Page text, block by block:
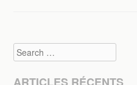
Search